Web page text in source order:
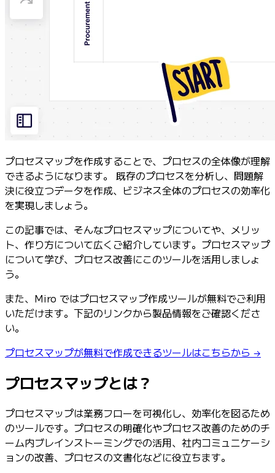
コミュニティー
ブログ
パートナーとサービス
ソリューション パートナー
料金プラン
プロセスマップを作成することで、プロセスの全体像が理解
できるようになります。 既存のプロセスを分析し、問題解
決に役立つデータを作成、ビジネス全体のプロセスの効率化
を実現しましょう。
この記事では、そんなプロセスマップについてや、メリッ
ト、作り方について広くご紹介しています。プロセスマップ
について学び、プロセス改善にこのツールを活用しましょ
う。
また、Miro ではプロセスマップ作成ツールが無料でご利用
いただけます。下記のリンクから製品情報をご確認くださ
い。
プロセスマップが無料で作成できるツールはこちらから →
プロセスマップとは？
プロセスマップは業務フローを可視化し、効率化を図るため
のツールです。プロセスの明確化やプロセス改善のためのチ
ーム内ブレインストーミングでの活用、社内コミュニケーシ
ョンの改善、プロセスの文書化などに役立ちます。